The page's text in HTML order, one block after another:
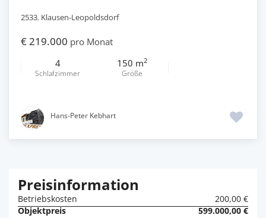
2533, Klausen-Leopoldsdorf
€ 219.000 pro Monat
4
Schlafzimmer
150 m2
Größe
Hans-Peter Kebhart
Preisinformation
Betriebskosten
200,00 €
Objektpreis
599.000,00 €